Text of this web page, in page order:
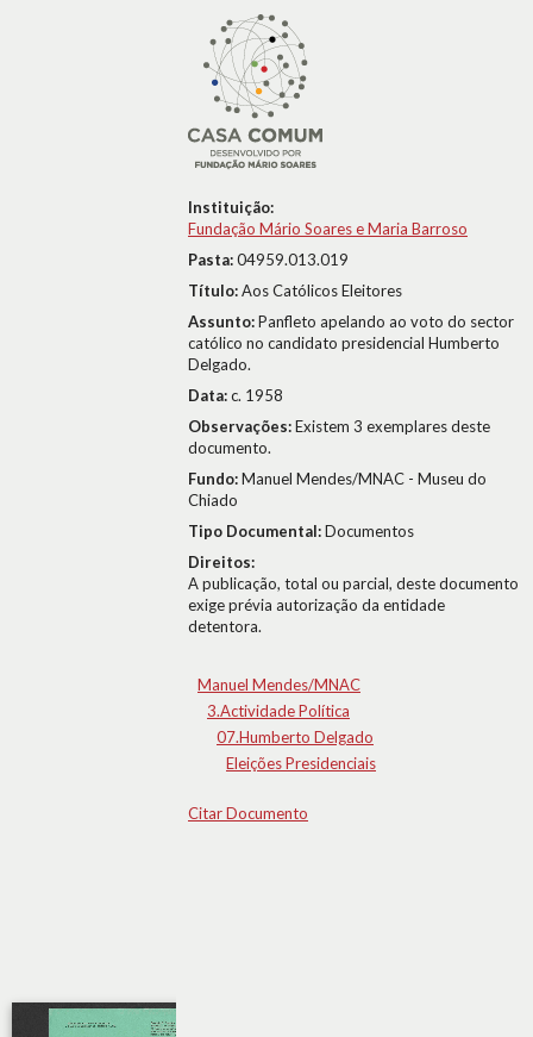
Instituição:
Fundação Mário Soares e Maria Barroso
Pasta:04959.013.019
Título:Aos Católicos Eleitores
Assunto:Panfleto apelando ao voto do sector
católico no candidato presidencial Humberto
Delgado.
Data:c. 1958
Observações:Existem 3 exemplares deste
documento.
Fundo:Manuel Mendes/MNAC - Museu do
Chiado
Tipo Documental:Documentos
Direitos:
A publicação, total ou parcial, deste documento
exige prévia autorização da entidade
detentora.
Manuel Mendes/MNAC
3.Actividade Política
07.Humberto Delgado
Eleições Presidenciais
Citar Documento